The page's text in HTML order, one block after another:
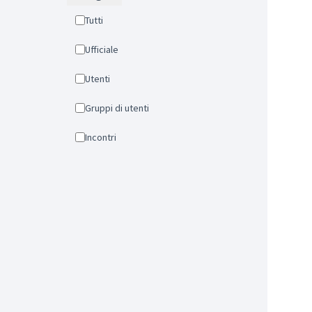
Tutti
Ufficiale
Utenti
Gruppi di utenti
Incontri